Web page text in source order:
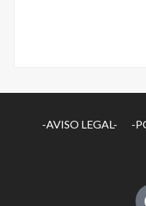
-AVISO LEGAL- -